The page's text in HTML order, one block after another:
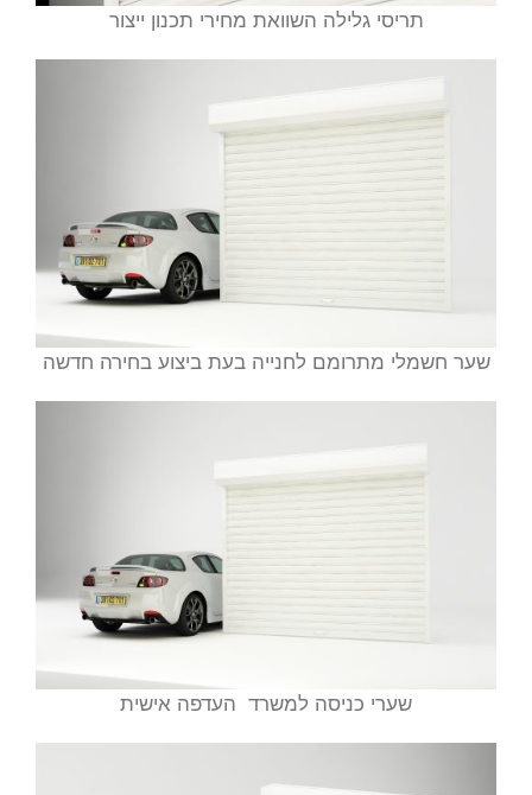
תריסי גלילה השוואת מחירי תכנון ייצור
שער חשמלי מתרומם לחנייה בעת ביצוע בחירה חדשה
שערי כניסה למשרד העדפה אישית